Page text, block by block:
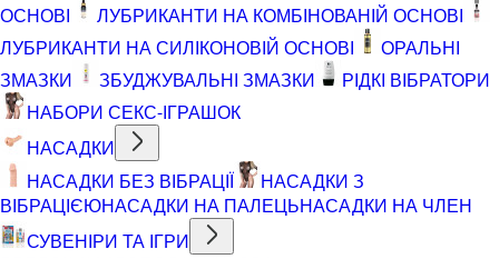
ОСНОВІ
ЛУБРИКАНТИ НА КОМБІНОВАНІЙ ОСНОВІ
ЛУБРИКАНТИ НА СИЛІКОНОВІЙ ОСНОВІ
ОРАЛЬНІ
ЗМАЗКИ
ЗБУДЖУВАЛЬНІ ЗМАЗКИ
РІДКІ ВІБРАТОРИ
НАБОРИ СЕКС-ІГРАШОК
НАСАДКИ
НАСАДКИ БЕЗ ВІБРАЦІЇ
НАСАДКИ З
ВІБРАЦІЄЮНАСАДКИ НА ПАЛЕЦЬНАСАДКИ НА ЧЛЕН
СУВЕНІРИ ТА ІГРИ